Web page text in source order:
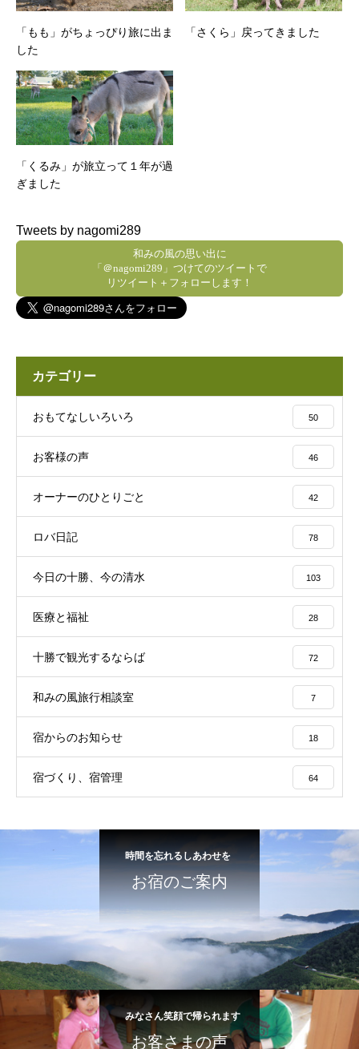
「もも」がちょっぴり旅に出ま
した
「さくら」戻ってきました
「くるみ」が旅立って１年が過
ぎました
Tweets by nagomi289
和みの風の思い出に
「＠nagomi289」つけてのツイートで
リツイート＋フォローします！
カテゴリー
おもてなしいろいろ 50
お客様の声 46
オーナーのひとりごと 42
ロバ日記 78
今日の十勝、今の清水 103
医療と福祉 28
十勝で観光するならば 72
和みの風旅行相談室 7
宿からのお知らせ 18
宿づくり、宿管理 64
時間を忘れるしあわせを
お宿のご案内
みなさん笑顔で帰られます
お客さまの声